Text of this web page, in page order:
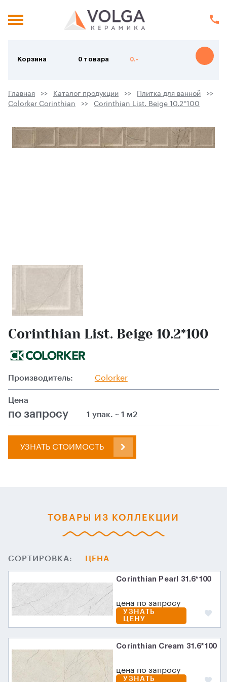
Корзина 0 товара 0.-
Главная Каталог продукции
Плитка для ванной
Colorker Corinthian
Corinthian List. Beige 10.2*100
Corinthian List. Beige 10.2*100
Производитель: Colorker
Цена
по запросу 1 упак. ~ 1 м2
УЗНАТЬ СТОИМОСТЬ
ТОВАРЫ ИЗ КОЛЛЕКЦИИ
СОРТИРОВКА: ЦЕНА
Corinthian Pearl 31.6*100
цена по запросу
УЗНАТЬ
ЦЕНУ
Corinthian Cream 31.6*100
цена по запросу
УЗНАТЬ